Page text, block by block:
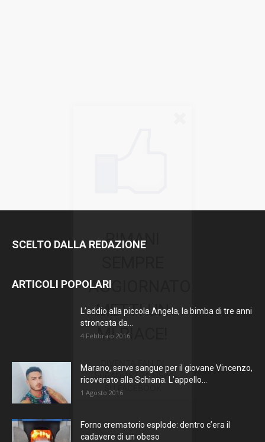
SCELTO DALLA REDAZIONE
ARTICOLI POPOLARI
L’addio alla piccola Angela, la bimba di tre anni
stroncata da...
4 Febbraio 2016
Marano, serve sangue per il giovane Vincenzo,
ricoverato alla Schiana. L’appello...
1 Agosto 2016
Forno crematorio esplode: dentro c’era il
cadavere di un obeso
RIMANI
AGGIORNATO.
METTI UN
MI PIACE!
TERRANOSTRA NEWS